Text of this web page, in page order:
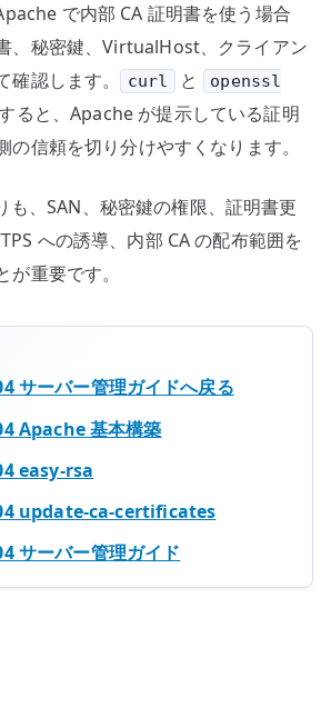
で内部 CA 証明書を使う場合
、秘密鍵、VirtualHost、クライアン
確認します。
curl と
openssl
ると、Apache が提示している証明
の信頼を切り分けやすくなります。
も、SAN、秘密鍵の権限、証明書更
への誘導、内部 CA の配布範囲を
重要です。
サーバー管理ガイドへ戻る
Apache 基本構築
easy-rsa
update-ca-certificates
サーバー管理ガイド